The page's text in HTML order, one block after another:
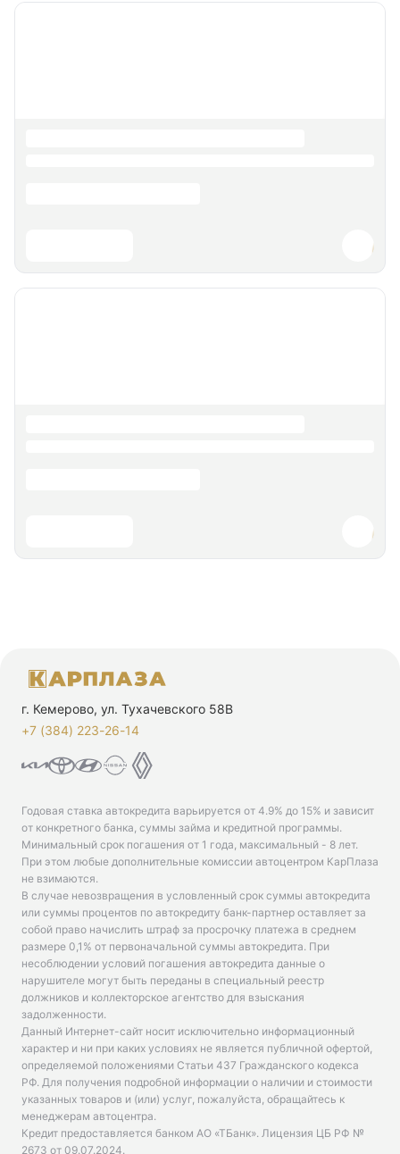
г. Кемерово, ул. Тухачевского 58В
+7 (384) 223-26-14‬
Годовая ставка автокредита варьируется от 4.9% до 15% и зависит
от конкретного банка, суммы займа и кредитной программы.
Минимальный срок погашения от 1 года, максимальный - 8 лет.
При этом любые дополнительные комиссии автоцентром КарПлаза
не взимаются.
В случае невозвращения в условленный срок суммы автокредита
или суммы процентов по автокредиту банк-партнер оставляет за
собой право начислить штраф за просрочку платежа в среднем
размере 0,1% от первоначальной суммы автокредита. При
несоблюдении условий погашения автокредита данные о
нарушителе могут быть переданы в специальный реестр
должников и коллекторское агентство для взыскания
задолженности.
Данный Интернет-сайт носит исключительно информационный
характер и ни при каких условиях не является публичной офертой,
определяемой положениями Статьи 437 Гражданского кодекса
РФ. Для получения подробной информации о наличии и стоимости
указанных товаров и (или) услуг, пожалуйста, обращайтесь к
менеджерам автоцентра.
Кредит предоставляется банком АО «ТБанк». Лицензия ЦБ РФ №
2673 от 09.07.2024.